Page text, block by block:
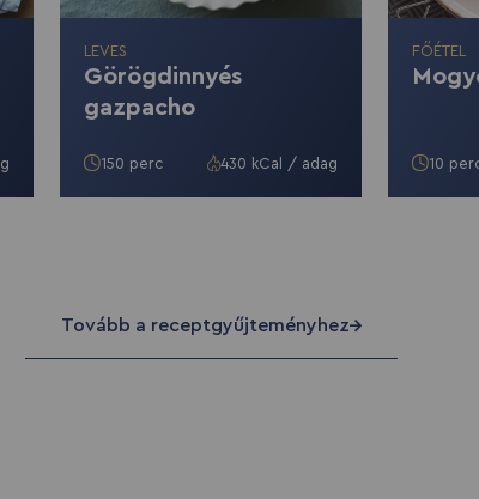
LEVES
Görögdinnyés
gazpacho
150 perc 430 kCal / adag
FŐÉTEL
10
Tovább a receptgyűjteményhez